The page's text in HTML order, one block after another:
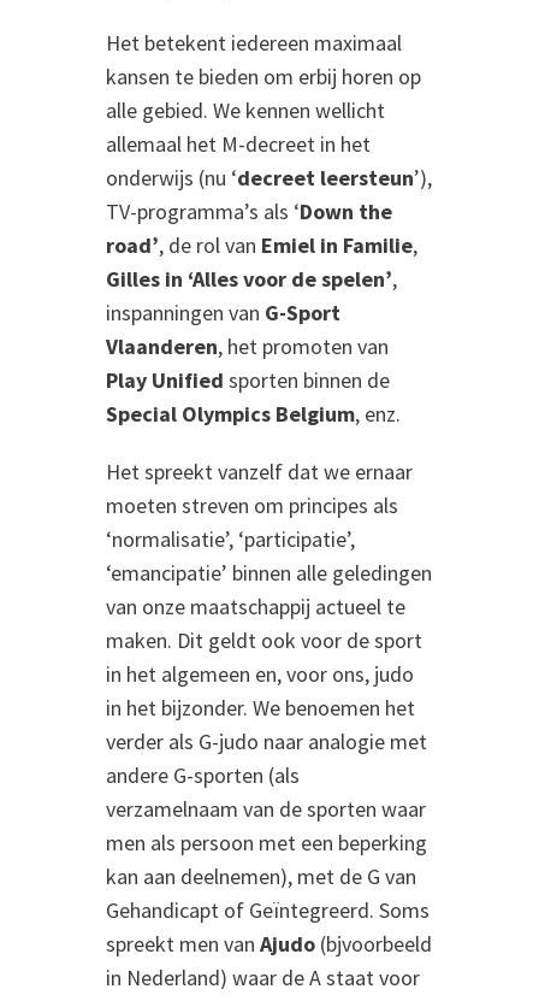
Het betekent iedereen maximaal
kansen te bieden om erbij horen op
alle gebied. We kennen wellicht
allemaal het M-decreet in het
onderwijs (nu ‘decreet leersteun’),
TV-programma’s als ‘Down the
road’, de rol van Emiel in Familie,
Gilles in ‘Alles voor de spelen’,
inspanningen van G-Sport
Vlaanderen, het promoten van
Play Unified sporten binnen de
Special Olympics Belgium, enz.
Het spreekt vanzelf dat we ernaar
moeten streven om principes als
‘normalisatie’, ‘participatie’,
‘emancipatie’ binnen alle geledingen
van onze maatschappij actueel te
maken. Dit geldt ook voor de sport
in het algemeen en, voor ons, judo
in het bijzonder. We benoemen het
verder als G-judo naar analogie met
andere G-sporten (als
verzamelnaam van de sporten waar
men als persoon met een beperking
kan aan deelnemen), met de G van
Gehandicapt of Geïntegreerd. Soms
spreekt men van Ajudo (bjvoorbeeld
in Nederland) waar de A staat voor